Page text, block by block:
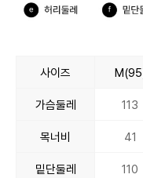
사이즈
가슴둘레 113
목너비 41
밑단둘레 110